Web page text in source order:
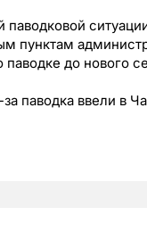
паводковой
пунктам
до нового
за паводка ввели в